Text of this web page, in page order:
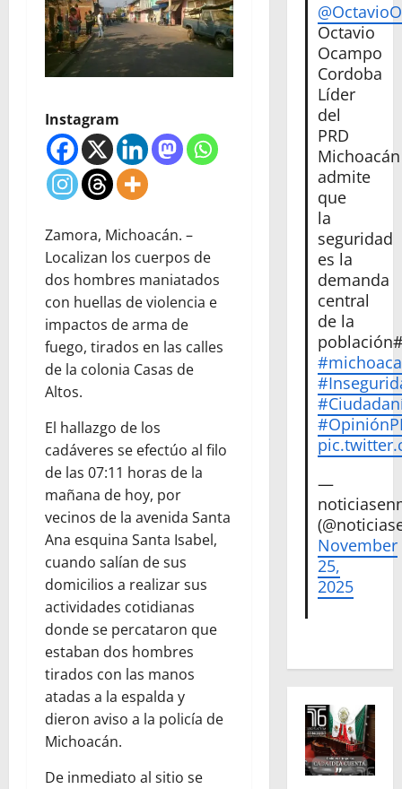
Instagram
Zamora, Michoacán. –
Localizan los cuerpos de
dos hombres maniatados
con huellas de violencia e
impactos de arma de
fuego, tirados en las calles
de la colonia Casas de
Altos.
El hallazgo de los
cadáveres se efectúo al filo
de las 07:11 horas de la
mañana de hoy, por
vecinos de la avenida Santa
Ana esquina Santa Isabel,
cuando salían de sus
domicilios a realizar sus
actividades cotidianas
donde se percataron que
estaban dos hombres
tirados con las manos
atadas a la espalda y
dieron aviso a la policía de
Michoacán.
De inmediato al sitio se
Octavio
Ocampo
Cordoba
Líder
del
PRD
Michoacán
admite
que
la
seguridad
es la
demanda
central
de la
—
November
25,
2025